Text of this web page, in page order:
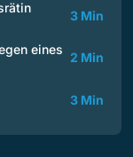
3 Min
eines
2 Min
3 Min